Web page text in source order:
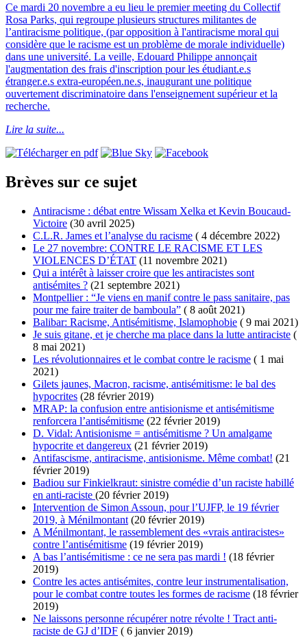
Ce mardi 20 novembre a eu lieu le premier meeting du Collectif
Rosa Parks, qui regroupe plusieurs structures militantes de
l’antiracisme politique, (par opposition à l'antiracisme moral qui
considère que le racisme est un problème de morale individuelle)
dans une université. La veille, Edouard Philippe annonçait
l'augmentation des frais d'inscription pour les étudiant.e.s
étranger.e.s extra-européen.ne.s, inaugurant une politique
ouvertement discriminatoire dans l'enseignement supérieur et la
recherche.
Lire la suite...
Brèves sur ce sujet
Antiracisme : débat entre Wissam Xelka et Kevin Boucaud-
Victoire (30 avril 2025)
C.L.R. James et l’analyse du racisme ( 4 décembre 2022)
Le 27 novembre: CONTRE LE RACISME ET LES
VIOLENCES D’ÉTAT (11 novembre 2021)
Qui a intérêt à laisser croire que les antiracistes sont
antisémites ? (21 septembre 2021)
Montpellier : “Je viens en manif contre le pass sanitaire, pas
pour me faire traiter de bamboula” ( 8 août 2021)
Balibar: Racisme, Antisémitisme, Islamophobie ( 9 mai 2021)
Je suis gitane, et je cherche ma place dans la lutte antiraciste (
8 mai 2021)
Les révolutionnaires et le combat contre le racisme ( 1 mai
2021)
Gilets jaunes, Macron, racisme, antisémitisme: le bal des
hypocrites (28 février 2019)
MRAP: la confusion entre antisionisme et antisémitisme
renforcera l’antisémitisme (22 février 2019)
D. Vidal: Antisionisme = antisémitisme ? Un amalgame
hypocrite et dangereux (21 février 2019)
Antifascisme, antiracisme, antisionisme. Même combat! (21
février 2019)
Badiou sur Finkielkraut: sinistre comédie d’un raciste habillé
en anti-raciste (20 février 2019)
Intervention de Simon Assoun, pour l’UJFP, le 19 février
2019, à Ménilmontant (20 février 2019)
A Ménilmontant, le rassemblement des «vrais antiracistes»
contre l’antisémitisme (19 février 2019)
A bas l’antisémitisme : ce ne sera pas mardi ! (18 février
2019)
Contre les actes antisémites, contre leur instrumentalisation,
pour le combat contre toutes les formes de racisme (18 février
2019)
Ne laissons personne récupérer notre révolte ! Tract anti-
raciste de GJ d’IDF ( 6 janvier 2019)